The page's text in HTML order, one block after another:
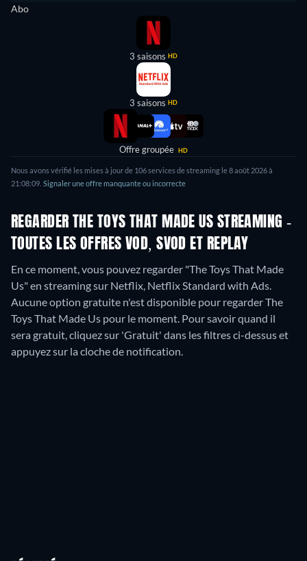
Abo
3 saisons HD
3 saisons HD
Offre groupée HD
Nous avons vérifié les mises à jour de 106services de streaming le8 août 2026à
21:08:09 Signaler une offre manquante ou incorrecte
REGARDER THE TOYS THAT MADE US STREAMING -
TOUTES LES OFFRES VOD, SVOD ET REPLAY
En ce moment, vous pouvez regarder "The Toys That Made
Us" en streaming sur Netflix, Netflix Standard with Ads.
Aucune option gratuite n'est disponible pour regarder The
Toys That Made Us pour le moment. Pour savoir quand il
sera gratuit, cliquez sur 'Gratuit' dans les filtres ci-dessus et
appuyez sur la cloche de notification.